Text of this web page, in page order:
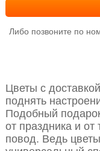
Либо позвоните по
Цветы с
поднять
Подобный
от праздника и
повод. Ведь